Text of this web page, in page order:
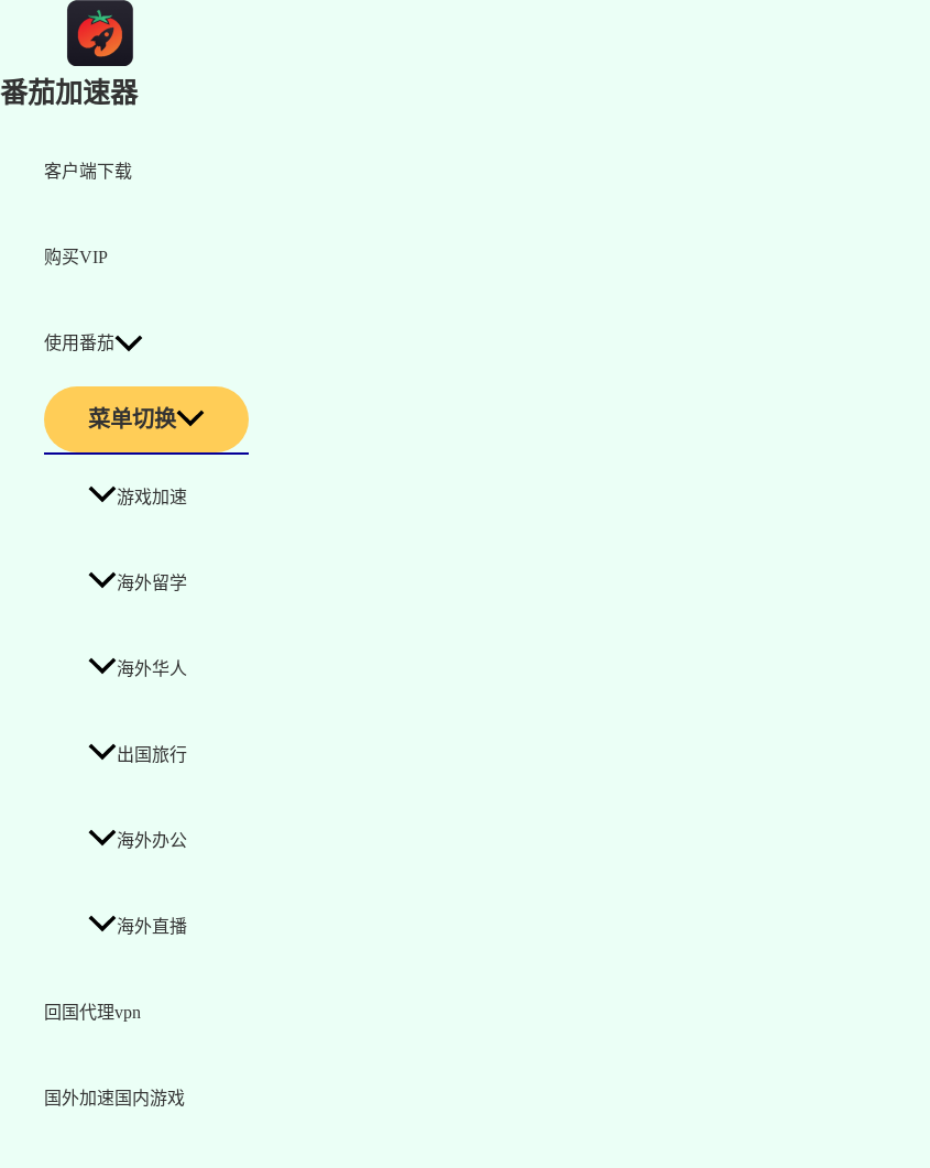
番茄加速器
客户端下载
购买VIP
使用番茄
菜单切换
游戏加速
海外留学
海外华人
出国旅行
海外办公
海外直播
回国代理vpn
国外加速国内游戏